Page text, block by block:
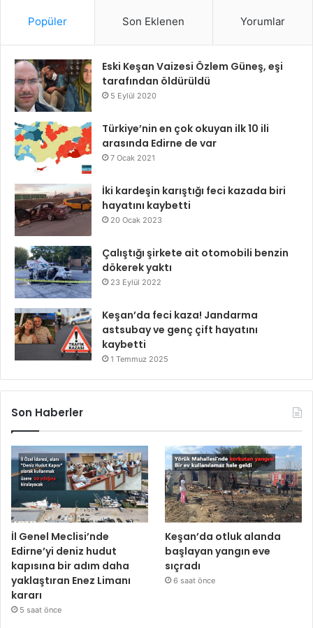
Popüler Son Eklenen Yorumlar
Eski Keşan Vaizesi Özlem Güneş, eşi
tarafından öldürüldü
5 Eylül 2020
Türkiye’nin en çok okuyan ilk 10 ili
arasında Edirne de var
7 Ocak 2021
İki kardeşin karıştığı feci kazada biri
hayatını kaybetti
20 Ocak 2023
Çalıştığı şirkete ait otomobili benzin
dökerek yaktı
23 Eylül 2022
Keşan’da feci kaza! Jandarma
astsubay ve genç çift hayatını
kaybetti
1 Temmuz 2025
Son Haberler
İl Genel Meclisi’nde
Edirne’yi deniz hudut
kapısına bir adım daha
yaklaştıran Enez Limanı
kararı
5 saat önce
Keşan’da otluk alanda
başlayan yangın eve
sıçradı
6 saat önce